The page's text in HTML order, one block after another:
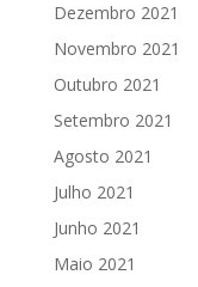
Dezembro 2021
Novembro 2021
Outubro 2021
Setembro 2021
Agosto 2021
Julho 2021
Junho 2021
Maio 2021